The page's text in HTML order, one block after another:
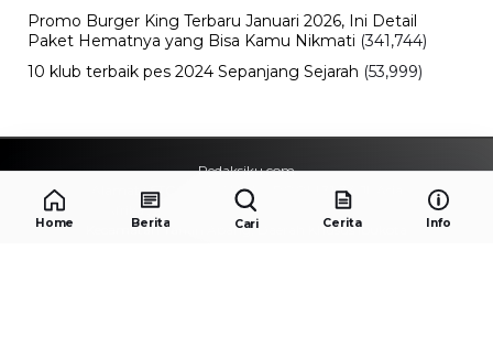
Promo Burger King Terbaru Januari 2026, Ini Detail
Paket Hematnya yang Bisa Kamu Nikmati (341,744)
10 klub terbaik pes 2024 Sepanjang Sejarah (53,999)
Redaksiku.com
Alamat : STC SENAYAN LT.4 ROOM 31-34 Jl. Asia
Afrika , Pintu IX Senayan, RT.1/RW.3, Gelora,
Kecamatan Tanah Abang, Daerah Khusus Ibukota
Home Berita Cari Cerita Info